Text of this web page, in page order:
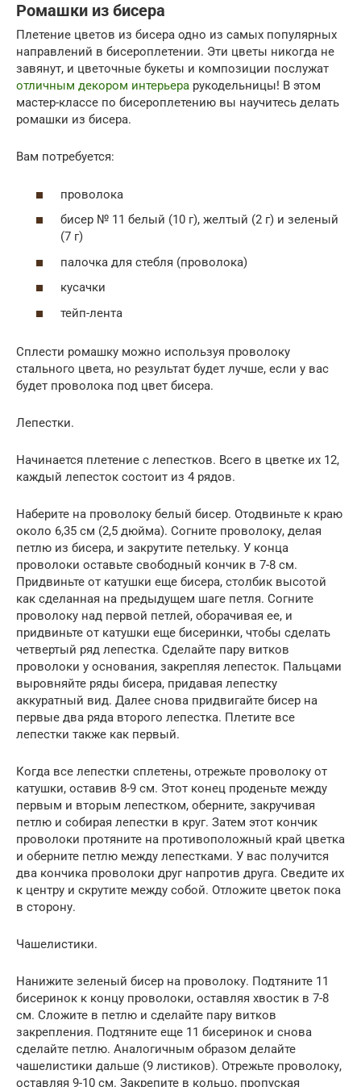
Ромашки из бисера
Плетение цветов из бисера одно из самых популярных
направлений в бисероплетении. Эти цветы никогда не
завянут, и цветочные букеты и композиции послужат
отличным декором интерьера рукодельницы! В этом
мастер-классе по бисероплетению вы научитесь делать
ромашки из бисера.
Вам потребуется:
проволока
бисер № 11 белый (10 г), желтый (2 г) и зеленый
(7 г)
палочка для стебля (проволока)
кусачки
тейп-лента
Сплести ромашку можно используя проволоку
стального цвета, но результат будет лучше, если у вас
будет проволока под цвет бисера.
Лепестки.
Начинается плетение с лепестков. Всего в цветке их 12,
каждый лепесток состоит из 4 рядов.
Наберите на проволоку белый бисер. Отодвиньте к краю
около 6,35 см (2,5 дюйма). Согните проволоку, делая
петлю из бисера, и закрутите петельку. У конца
проволоки оставьте свободный кончик в 7-8 см.
Придвиньте от катушки еще бисера, столбик высотой
как сделанная на предыдущем шаге петля. Согните
проволоку над первой петлей, оборачивая ее, и
придвиньте от катушки еще бисеринки, чтобы сделать
четвертый ряд лепестка. Сделайте пару витков
проволоки у основания, закрепляя лепесток. Пальцами
выровняйте ряды бисера, придавая лепестку
аккуратный вид. Далее снова придвигайте бисер на
первые два ряда второго лепестка. Плетите все
лепестки также как первый.
Когда все лепестки сплетены, отрежьте проволоку от
катушки, оставив 8-9 см. Этот конец проденьте между
первым и вторым лепестком, оберните, закручивая
петлю и собирая лепестки в круг. Затем этот кончик
проволоки протяните на противоположный край цветка
и оберните петлю между лепестками. У вас получится
два кончика проволоки друг напротив друга. Сведите их
к центру и скрутите между собой. Отложите цветок пока
в сторону.
Чашелистики.
Нанижите зеленый бисер на проволоку. Подтяните 11
бисеринок к концу проволоки, оставляя хвостик в 7-8
см. Сложите в петлю и сделайте пару витков
закрепления. Подтяните еще 11 бисеринок и снова
сделайте петлю. Аналогичным образом делайте
чашелистики дальше (9 листиков). Отрежьте проволоку,
оставляя 9-10 см. Закрепите в кольцо, пропуская